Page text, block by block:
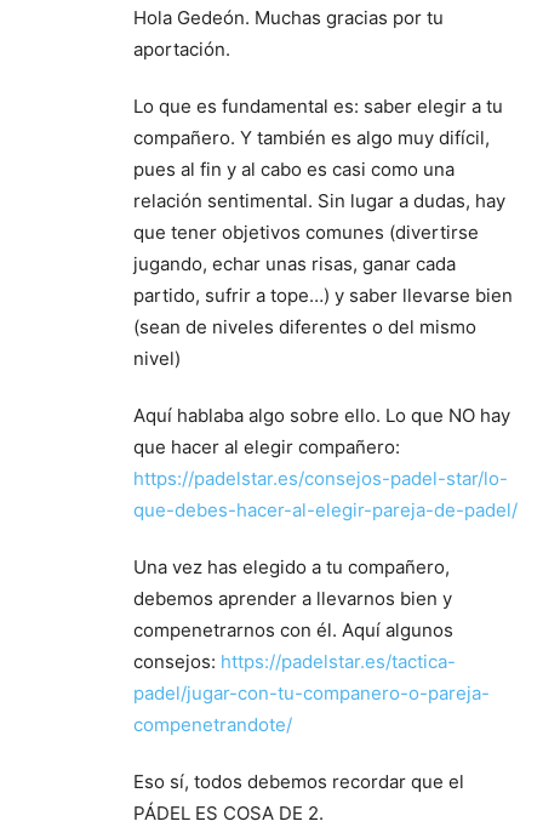
Hola Gedeón. Muchas gracias por tu
aportación.
Lo que es fundamental es: saber elegir a tu
compañero. Y también es algo muy difícil,
pues al fin y al cabo es casi como una
relación sentimental. Sin lugar a dudas, hay
que tener objetivos comunes (divertirse
jugando, echar unas risas, ganar cada
partido, sufrir a tope…) y saber llevarse bien
(sean de niveles diferentes o del mismo
nivel)
Aquí hablaba algo sobre ello. Lo que NO hay
que hacer al elegir compañero:
https://padelstar.es/consejos-padel-star/lo-
que-debes-hacer-al-elegir-pareja-de-padel/
Una vez has elegido a tu compañero,
debemos aprender a llevarnos bien y
compenetrarnos con él. Aquí algunos
consejos: https://padelstar.es/tactica-
padel/jugar-con-tu-companero-o-pareja-
compenetrandote/
Eso sí, todos debemos recordar que el
PÁDEL ES COSA DE 2.